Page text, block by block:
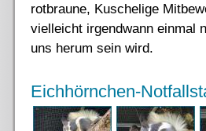
rotbraune, Kuschelige
vielleicht irgendwann einmal
uns herum sein wird.
Eichhörnchen-